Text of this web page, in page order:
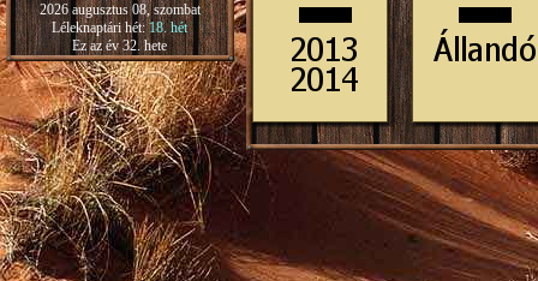
2026 augusztus 08, szombat
Léleknaptári hét:18. hét
Ez az év 32. hete